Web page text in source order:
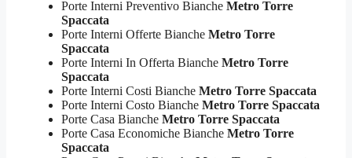
Porte Interni Preventivo Bianche Metro Torre
Spaccata
Porte Interni Offerte Bianche Metro Torre
Spaccata
Porte Interni In Offerta Bianche Metro Torre
Spaccata
Porte Interni Costi Bianche Metro Torre Spaccata
Porte Interni Costo Bianche Metro Torre Spaccata
Porte Casa Bianche Metro Torre Spaccata
Porte Casa Economiche Bianche Metro Torre
Spaccata